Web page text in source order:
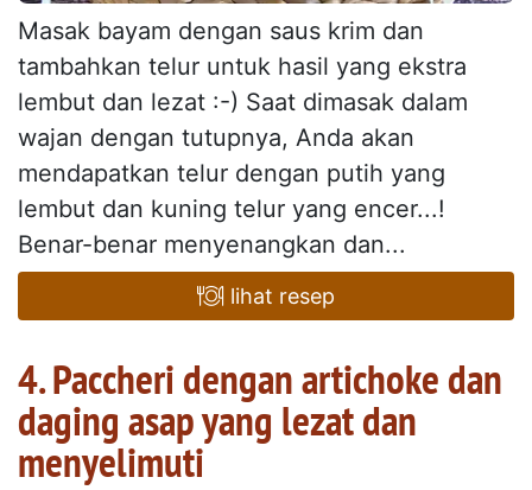
Masak bayam dengan saus krim dan
tambahkan telur untuk hasil yang ekstra
lembut dan lezat :-) Saat dimasak dalam
wajan dengan tutupnya, Anda akan
mendapatkan telur dengan putih yang
lembut dan kuning telur yang encer...!
Benar-benar menyenangkan dan...
lihat resep
4. Paccheri dengan artichoke dan
daging asap yang lezat dan
menyelimuti